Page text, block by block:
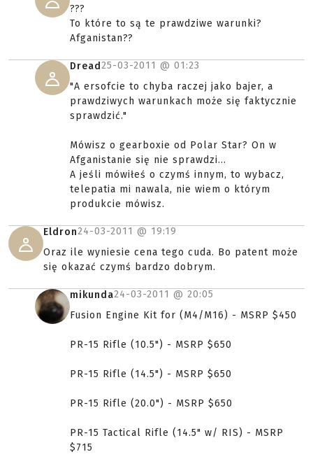
???
To które to są te prawdziwe warunki?
Afganistan??
Dread25-03-2011 @ 01:23
"A ersofcie to chyba raczej jako bajer, a
prawdziwych warunkach może się faktycznie
sprawdzić."
Mówisz o gearboxie od Polar Star? On w
Afganistanie się nie sprawdzi...
A jeśli mówiłeś o czymś innym, to wybacz,
telepatia mi nawala, nie wiem o którym
produkcie mówisz.
Eldron24-03-2011 @ 19:19
Oraz ile wyniesie cena tego cuda. Bo patent może
się okazać czymś bardzo dobrym.
mikunda24-03-2011 @ 20:05
Fusion Engine Kit for (M4/M16) - MSRP $450
PR-15 Rifle (10.5") - MSRP $650
PR-15 Rifle (14.5") - MSRP $650
PR-15 Rifle (20.0") - MSRP $650
PR-15 Tactical Rifle (14.5" w/ RIS) - MSRP
$715